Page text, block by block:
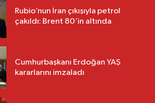
Rubio’nun İran çıkışıyla petrol
çakıldı: Brent 80’in altında
Cumhurbaşkanı Erdoğan YAŞ
kararlarını imzaladı